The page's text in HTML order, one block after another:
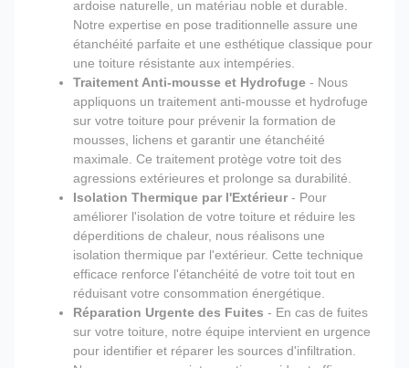
ardoise naturelle, un matériau noble et durable.
Notre expertise en pose traditionnelle assure une
étanchéité parfaite et une esthétique classique pour
une toiture résistante aux intempéries.
Traitement Anti-mousse et Hydrofuge - Nous
appliquons un traitement anti-mousse et hydrofuge
sur votre toiture pour prévenir la formation de
mousses, lichens et garantir une étanchéité
maximale. Ce traitement protège votre toit des
agressions extérieures et prolonge sa durabilité.
Isolation Thermique par l'Extérieur- Pour
améliorer l'isolation de votre toiture et réduire les
déperditions de chaleur, nous réalisons une
isolation thermique par l'extérieur. Cette technique
efficace renforce l'étanchéité de votre toit tout en
réduisant votre consommation énergétique.
Réparation Urgente des Fuites - En cas de fuites
sur votre toiture, notre équipe intervient en urgence
pour identifier et réparer les sources d'infiltration.